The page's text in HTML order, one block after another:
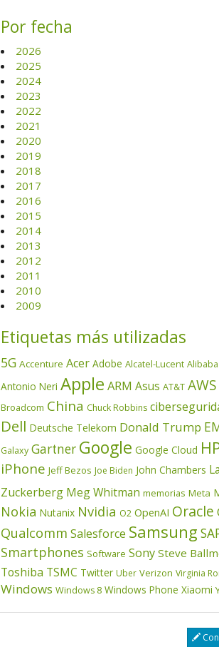
Por fecha
2026
2025
2024
2023
2022
2021
2020
2019
2018
2017
2016
2015
2014
2013
2012
2011
2010
2009
Etiquetas más utilizadas
5G Accenture Acer Adobe Alcatel-Lucent Alibaba
Antonio Neri Apple ARM Asus AT&T AWS
Broadcom China Chuck Robbins
Dell Deutsche Telekom Donald Trump
Galaxy Gartner Google Google Cloud
iPhone Jeff Bezos Joe Biden John Chambers
Zuckerberg Meg Whitman memorias Meta
Nokia Nutanix Nvidia O2 OpenAI Oracle
Qualcomm Salesforce Samsung
Smartphones Software Sony Steve
Toshiba TSMC Twitter Uber Verizon Virginia
Windows Windows 8 Windows Phone Xiaomi